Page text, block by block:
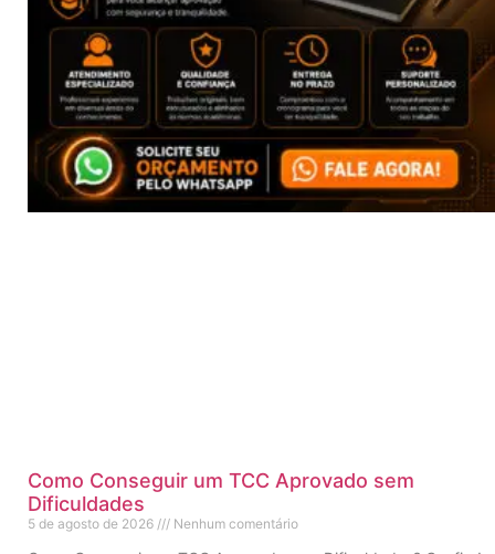
Como Conseguir um TCC Aprovado sem
Dificuldades
5 de agosto de 2026 Nenhum comentário